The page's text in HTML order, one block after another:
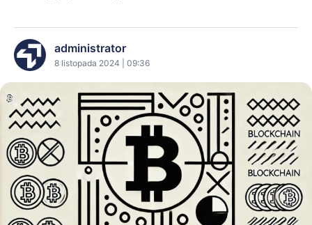
administrator
8 listopada 2024 | 09:36